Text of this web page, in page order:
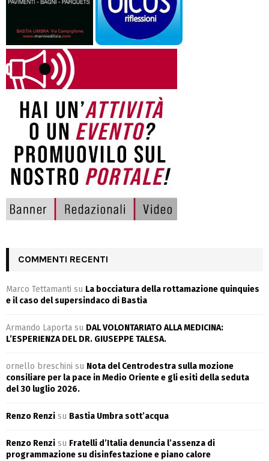
COMMENTI RECENTI
Marco Tettamanti su La bocciatura della rottamazione quinquies
e il caso del supersindaco di Bastia
Armando Laporta su DAL VOLONTARIATO ALLA MEDICINA:
L’ESPERIENZA DEL DR. GIUSEPPE TALESA.
ornello breschini su Nota del Centrodestra sulla mozione
consiliare per la pace in Medio Oriente e gli esiti della seduta
del 30 luglio 2026.
Renzo Renzi su Bastia Umbra sott’acqua
Renzo Renzi su Fratelli d’Italia denuncia l’assenza di
programmazione su disinfestazione e piano calore